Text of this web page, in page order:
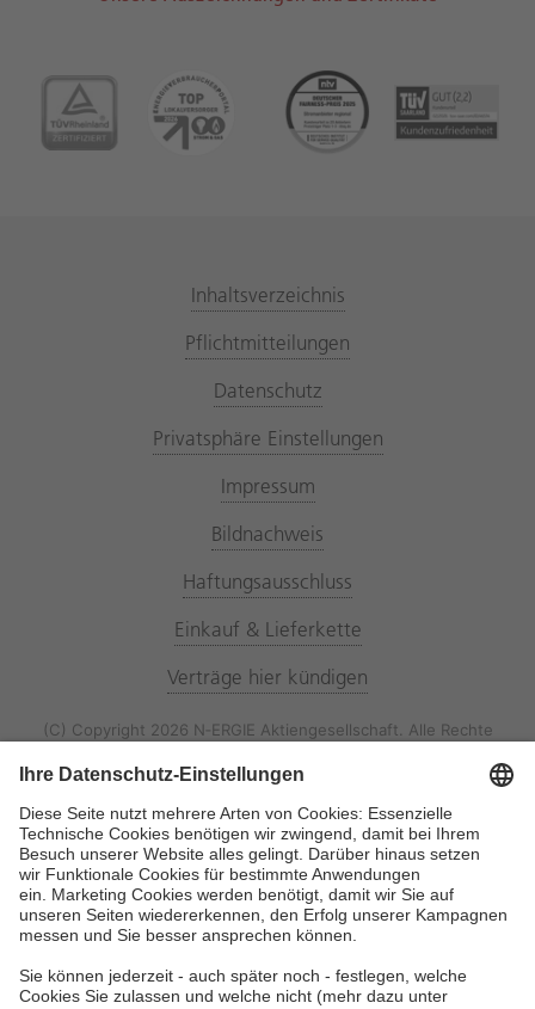
Inhaltsverzeichnis
Pflichtmitteilungen
Datenschutz
Privatsphäre Einstellungen
Impressum
Bildnachweis
Haftungsausschluss
Einkauf & Lieferkette
Verträge hier kündigen
(C) Copyright 2026 N‑ERGIE Aktiengesellschaft. Alle Rechte
Störung melden